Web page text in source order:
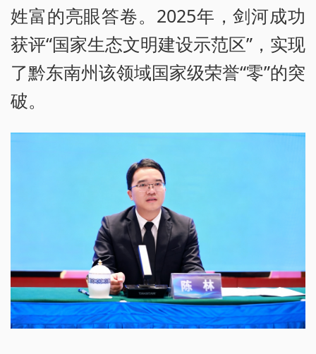
姓富的亮眼答卷。2025年，剑河成功
获评“国家生态文明建设示范区”，实现
了黔东南州该领域国家级荣誉“零”的突
破。